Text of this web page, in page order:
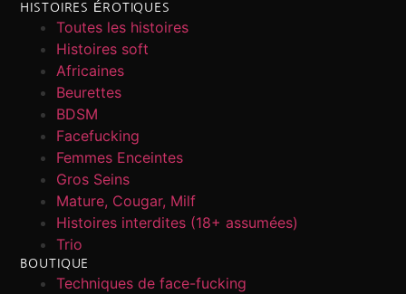
HISTOIRES ÉROTIQUES
Toutes les histoires
Histoires soft
Africaines
Beurettes
BDSM
Facefucking
Femmes Enceintes
Gros Seins
Mature, Cougar, Milf
Histoires interdites (18+ assumées)
Trio
BOUTIQUE
Techniques de face-fucking